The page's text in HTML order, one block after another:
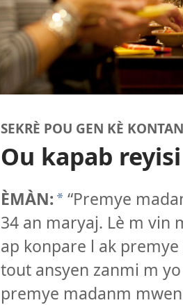
SEKRÈ POU GEN KÈ
Ou kapab
ÈMÀN: * “Premye
34 an maryaj. Lè m vin
ap konpare l ak
tout ansyen zanmi m
premye madanm